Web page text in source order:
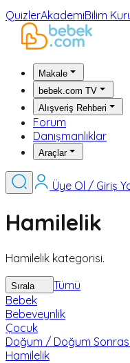
QuizlerAkademiBilim
Makale
bebek.com TV
Alışveriş Rehberi
Forum
Danışmanlıklar
Araçlar
Üye Ol / Giriş
Hamilelik
Hamilelik kategorisi.
Sırala
Tümü
Bebek
Bebeveynlik
Çocuk
Doğum / Doğum Sonrası
Hamilelik